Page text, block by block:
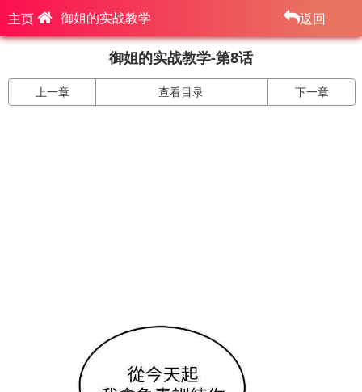
主页 御姐的实战教学 返回
御姐的实战教学-第8话
上一章 查看目录 下一章